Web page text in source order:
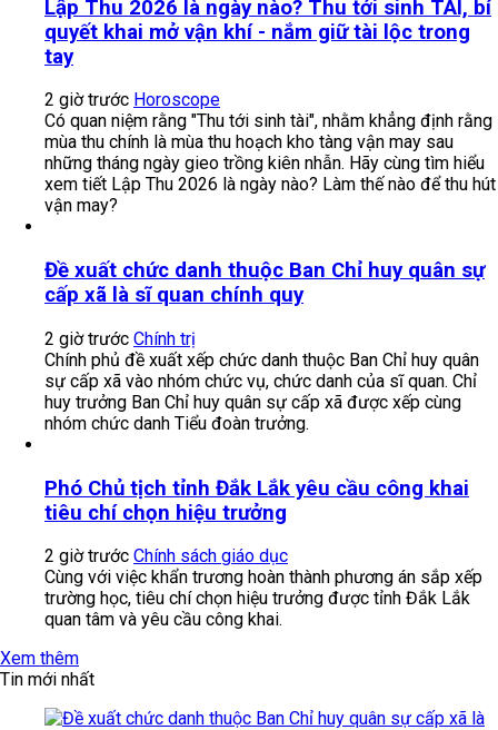
Lập Thu 2026 là ngày nào? Thu tới sinh TÀI, bí
quyết khai mở vận khí - nắm giữ tài lộc trong
tay
2 giờ trước Horoscope
Có quan niệm rằng "Thu tới sinh tài", nhằm khẳng định rằng
mùa thu chính là mùa thu hoạch kho tàng vận may sau
những tháng ngày gieo trồng kiên nhẫn. Hãy cùng tìm hiểu
xem tiết Lập Thu 2026 là ngày nào? Làm thế nào để thu hút
vận may?
Đề xuất chức danh thuộc Ban Chỉ huy quân sự
cấp xã là sĩ quan chính quy
2 giờ trước Chính trị
Chính phủ đề xuất xếp chức danh thuộc Ban Chỉ huy quân
sự cấp xã vào nhóm chức vụ, chức danh của sĩ quan. Chỉ
huy trưởng Ban Chỉ huy quân sự cấp xã được xếp cùng
nhóm chức danh Tiểu đoàn trưởng.
Phó Chủ tịch tỉnh Đắk Lắk yêu cầu công khai
tiêu chí chọn hiệu trưởng
2 giờ trước Chính sách giáo dục
Cùng với việc khẩn trương hoàn thành phương án sắp xếp
trường học, tiêu chí chọn hiệu trưởng được tỉnh Đắk Lắk
quan tâm và yêu cầu công khai.
Xem thêm
Tin mới nhất